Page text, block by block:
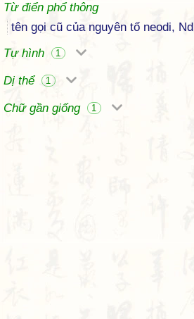
Từ điển phổ thông
tên gọi cũ của nguyên tố neodi, Nd
Tự hình
1
Dị thể 1
Chữ gần giống 1